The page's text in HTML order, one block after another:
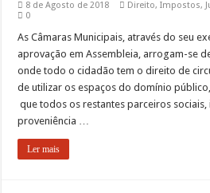
8 de Agosto de 2018 Direito,Impostos,
0
As Câmaras Municipais, através do seu
aprovação em Assembleia, arrogam-se
onde todo o cidadão tem o direito de
de utilizar os espaços do domínio
que todos os restantes parceiros
proveniência …
Ler mais